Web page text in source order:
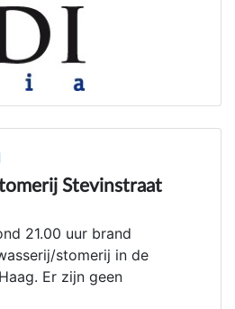
Stevinstraat
21.00 uur brand
stomerij in de
Er zijn geen